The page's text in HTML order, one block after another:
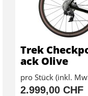
Trek
ack Olive
pro Stück (inkl.
2.999,00 CHF